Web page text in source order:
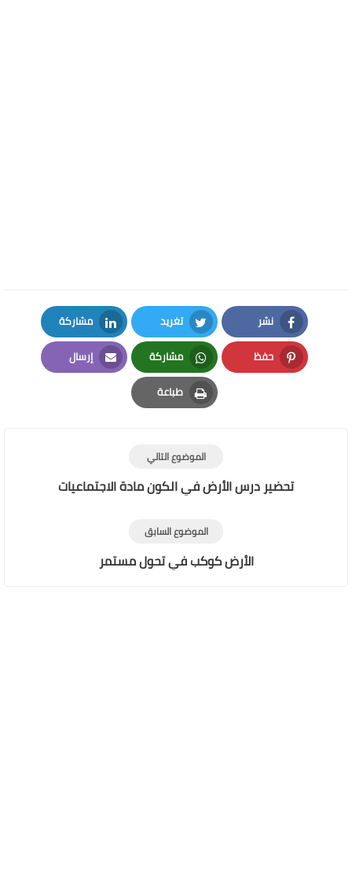
نشر
Facebook
تغريد
Twitter
مشاركة
LinkedIn
حفظ
Pinterest
مشاركة
Whatsapp
إرسال
Email
طباعة
Print
الموضوع التالي
تحضير درس الأرض في الكون مادة الاجتماعيات
الموضوع السابق
الأرض كوكب في تحول مستمر